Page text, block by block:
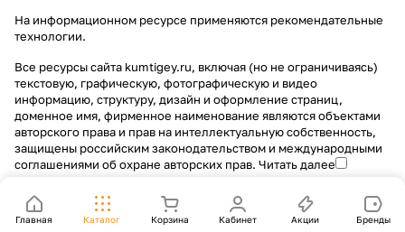
Главная Каталог Корзина Кабинет Акции Бренды
На информационном ресурсе применяются рекомендательные
технологии.
Все ресурсы сайта kumtigey.ru, включая (но не ограничиваясь)
текстовую, графическую, фотографическую и видео
информацию, структуру, дизайн и оформление страниц,
доменное имя, фирменное наименование являются объектами
авторского права и прав на интеллектуальную собственность,
защищены российским законодательством и международными
соглашениями об охране авторских прав. Читать далее